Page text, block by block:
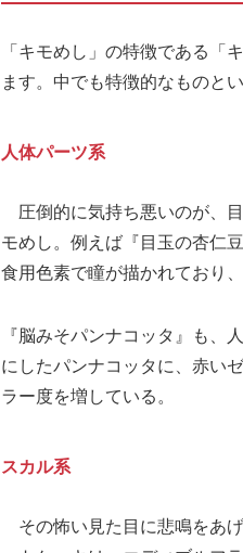
「キモめし」の特徴である「
ます。中でも特徴的なものと
人体パーツ系
圧倒的に気持ち悪いのが、
モめし。例えば『目玉の杏仁
食用色素で瞳が描かれており
『脳みそパンナコッタ』も、
にしたパンナコッタに、赤い
ラー度を増している。
スカル系
その怖い見た目に悲鳴をあ